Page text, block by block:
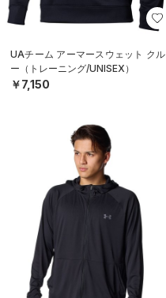
UAチーム アーマースウェット クル
ー（トレーニング/UNISEX）
￥7,150